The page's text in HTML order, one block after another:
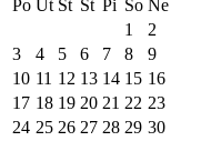
Po Ut St Št Pi So Ne
1
2
3
4 5 6 7 8
9
10 11 12 13 14 15 16
17 18 19 20 21 22 23
24 25 26 27 28 29 30